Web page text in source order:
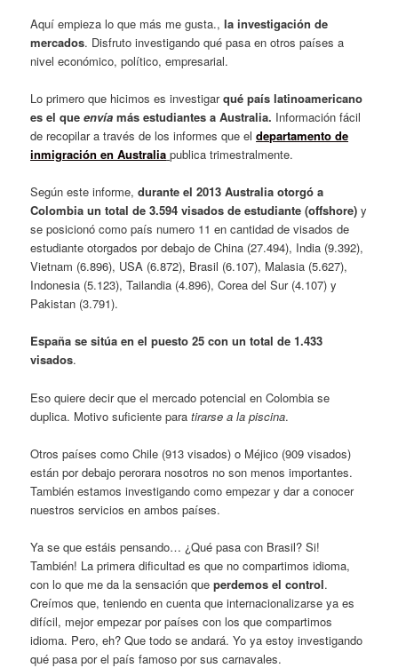
Aquí empieza lo que más me gusta.,la investigación de
mercados. Disfruto investigando qué pasa en otros países a
nivel económico, político, empresarial.
Lo primero que hicimos es investigarqué país latinoamericano
es el queenvíamás estudiantes a Australia. Información fácil
de recopilar a través de los informes que eldepartamento de
inmigración en Australia publica trimestralmente.
Según este informe,durante el 2013 Australia otorgó a
Colombia un total de 3.594 visados de estudiante (offshore)y
se posicionó como país numero 11 en cantidad de visados de
estudiante otorgados por debajo de China (27.494), India (9.392),
Vietnam (6.896), USA (6.872), Brasil (6.107), Malasia (5.627),
Indonesia (5.123), Tailandia (4.896), Corea del Sur (4.107) y
Pakistan (3.791).
España se sitúa en el puesto 25 con un total de 1.433
visados.
Eso quiere decir que el mercado potencial en Colombia se
duplica. Motivo suficiente paratirarse a la piscina.
Otros países como Chile (913 visados) o Méjico (909 visados)
están por debajo perorara nosotros no son menos importantes.
También estamos investigando como empezar y dar a conocer
nuestros servicios en ambos países.
Ya se que estáis pensando… ¿Qué pasa con Brasil? Si!
También! La primera dificultad es que no compartimos idioma,
con lo que me da la sensación queperdemos el control.
Creímos que, teniendo en cuenta que internacionalizarse ya es
difícil, mejor empezar por países con los que compartimos
idioma. Pero, eh? Que todo se andará. Yo ya estoy investigando
qué pasa por el país famoso por sus carnavales.